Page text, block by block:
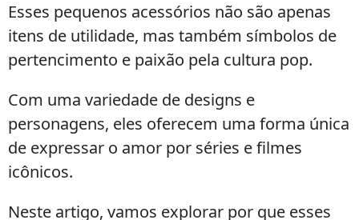
Esses pequenos acessórios não são apenas
itens de utilidade, mas também símbolos de
pertencimento e paixão pela cultura pop.
Com uma variedade de designs e
personagens, eles oferecem uma forma única
de expressar o amor por séries e filmes
icônicos.
Neste artigo, vamos explorar por que esses